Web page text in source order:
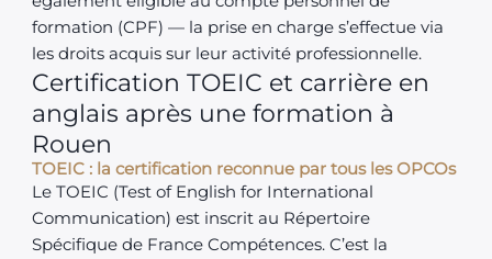
formation (CPF) — la prise en charge s’effectue via
les droits acquis sur leur activité professionnelle.
Certification TOEIC et carrière en
anglais après une formation à
Rouen
TOEIC : la certification reconnue par tous les OPCOs
Le TOEIC (Test of English for International
Communication) est inscrit au Répertoire
Spécifique de France Compétences. C’est la